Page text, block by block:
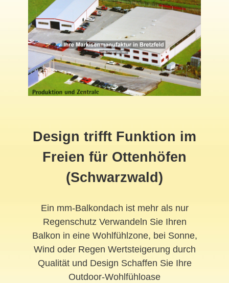
Design trifft Funktion im
Freien für Ottenhöfen
(Schwarzwald)
Ein mm-Balkondach ist mehr als nur
Regenschutz Verwandeln Sie Ihren
Balkon in eine Wohlfühlzone, bei Sonne,
Wind oder Regen Wertsteigerung durch
Qualität und Design Schaffen Sie Ihre
Outdoor-Wohlfühloase